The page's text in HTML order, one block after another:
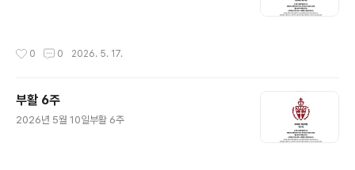
0 0 2026. 5. 17.
부활 6주
2026년 5월 10일부활 6주